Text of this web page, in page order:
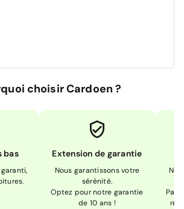
choisir Cardoen ?
bas Extension de garantie
Nous garantissons votre
sérénité.
Optez pour notre garantie
de 10 ans !
Pas